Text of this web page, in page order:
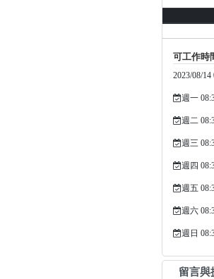
可工作時
2023/08/14
週一
週二
週三
週四
週五
週六
週日
留言與